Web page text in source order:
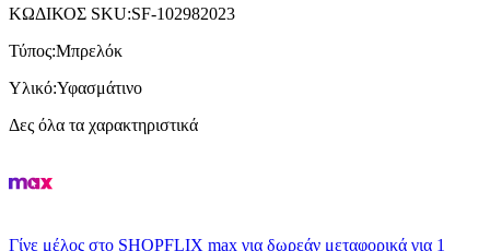
ΚΩΔΙΚΟΣ SKU:SF-102982023
Τύπος:Μπρελόκ
Υλικό:Υφασμάτινο
Δες όλα τα χαρακτηριστικά
Γίνε μέλος στο SHOPFLIX max για δωρεάν μεταφορικά για 1